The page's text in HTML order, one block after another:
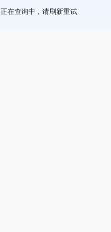
正在查询中，请刷新重试